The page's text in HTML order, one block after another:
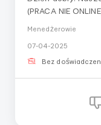
(PRACA NIE ONLINE) 🔹 Rozważamy kandydatów
doświadczenia
w innym mieście
przeprowadzki
Menedżerowie
07-04-2025
Bez